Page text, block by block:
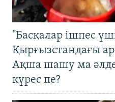
"Басқалар ішпес
Қырғызстандағы
Ақша шашу ма
күрес пе?